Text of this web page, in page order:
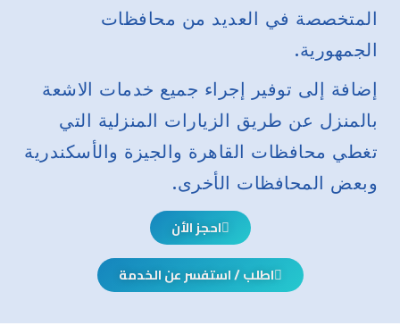
المتخصصة في العديد من محافظات
الجمهورية.
إضافة إلى توفير إجراء جميع خدمات الاشعة
بالمنزل عن طريق الزيارات المنزلية التي
تغطي محافظات القاهرة والجيزة والأسكندرية
وبعض المحافظات الأخرى.
احجز الأن
اطلب / استفسر عن الخدمة